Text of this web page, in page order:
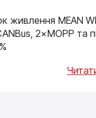
живлення MEAN
2×MOPP та